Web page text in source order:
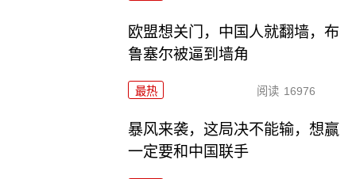
欧盟想关门，中国人就翻墙，布
鲁塞尔被逼到墙角
最热 阅读 16976
暴风来袭，这局决不能输，想赢
一定要和中国联手